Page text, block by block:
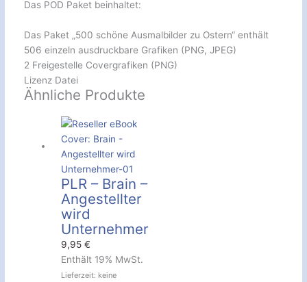
Das POD Paket beinhaltet:
Das Paket „500 schöne Ausmalbilder zu Ostern“ enthält
506 einzeln ausdruckbare Grafiken (PNG, JPEG)
2 Freigestelle Covergrafiken (PNG)
Lizenz Datei
Ähnliche Produkte
PLR – Brain –
Angestellter
wird
Unternehmer
9,95€
Enthält 19% MwSt.
Lieferzeit: keine